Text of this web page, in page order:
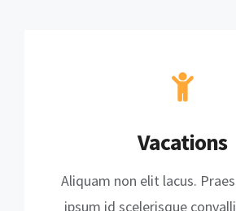
Vacations
Aliquam non elit lacus.
ipsum id scelerisque